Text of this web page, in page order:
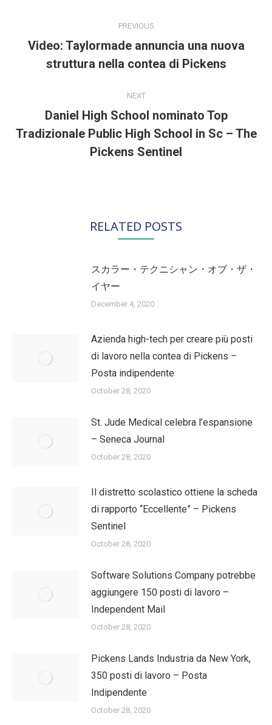
PREVIOUS
Previous
post:
Video: Taylormade annuncia una nuova
struttura nella contea di Pickens
NEXT
Next
post:
Daniel High School nominato Top
Tradizionale Public High School in Sc – The
Pickens Sentinel
RELATED POSTS
スカラー・テクニシャン・オブ・ザ・
イヤー
December 4, 2020
Azienda high-tech per creare più posti
di lavoro nella contea di Pickens –
Posta indipendente
October 28, 2020
St. Jude Medical celebra l’espansione
– Seneca Journal
October 28, 2020
Il distretto scolastico ottiene la scheda
di rapporto “Eccellente” – Pickens
Sentinel
October 28, 2020
Software Solutions Company potrebbe
aggiungere 150 posti di lavoro –
Independent Mail
October 28, 2020
Pickens Lands Industria da New York,
350 posti di lavoro – Posta
Indipendente
October 28, 2020